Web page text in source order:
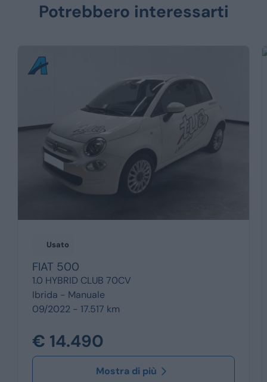
Potrebbero interessarti
Usato
FIAT 500
1.0 HYBRID CLUB 70CV
Ibrida - Manuale
09/2022 - 17.517 km
€ 14.490
Mostra di più